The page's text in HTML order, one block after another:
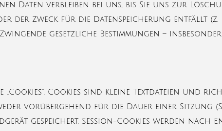
Daten verbleiben bei uns, bis Sie uns zur
der Zweck für die Datenspeicherung entfällt (z.
gesetzliche Bestimmungen –
Cookies sind kleine Textdateien und
vorübergehend für die Dauer einer Sitzung
gespeichert. Session-Cookies werden nach